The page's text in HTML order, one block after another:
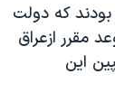
بودند که دولت
مقرر ازعراق
اين